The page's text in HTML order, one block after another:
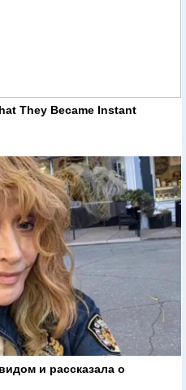
They Became Instant
и рассказала о